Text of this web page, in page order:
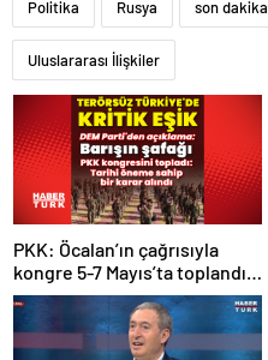
Politika Rusya son dakika
Uluslararası İlişkiler
PKK: Öcalan’ın çağrısıyla
kongre 5-7 Mayıs’ta toplandı!
Tarihi bir karar alındı!